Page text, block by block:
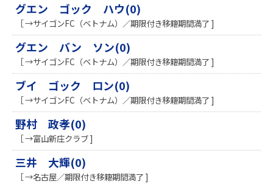
グエン ゴック ハウ(0)
［ →サイゴンFC（ベトナム）／期限付き移籍期間満了 ]
グエン バン ソン(0)
［ →サイゴンFC（ベトナム）／期限付き移籍期間満了 ]
ブイ ゴック ロン(0)
［ →サイゴンFC（ベトナム）／期限付き移籍期間満了 ]
野村 政孝(0)
［ →富山新庄クラブ ]
三井 大輝(0)
［ →名古屋／期限付き移籍期間満了 ]